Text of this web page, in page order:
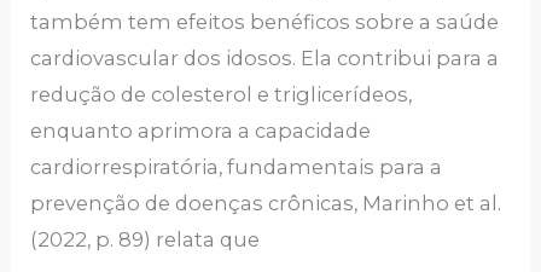
também tem efeitos benéficos sobre a saúde
cardiovascular dos idosos. Ela contribui para a
redução de colesterol e triglicerídeos,
enquanto aprimora a capacidade
cardiorrespiratória, fundamentais para a
prevenção de doenças crônicas, Marinho et al.
(2022, p. 89) relata que